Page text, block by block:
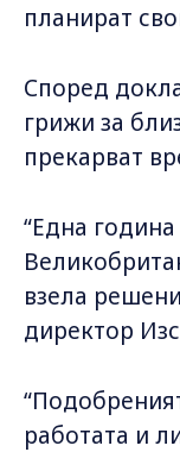
планират
Според
грижи за
прекарват
“Една
взела
директор
работата и